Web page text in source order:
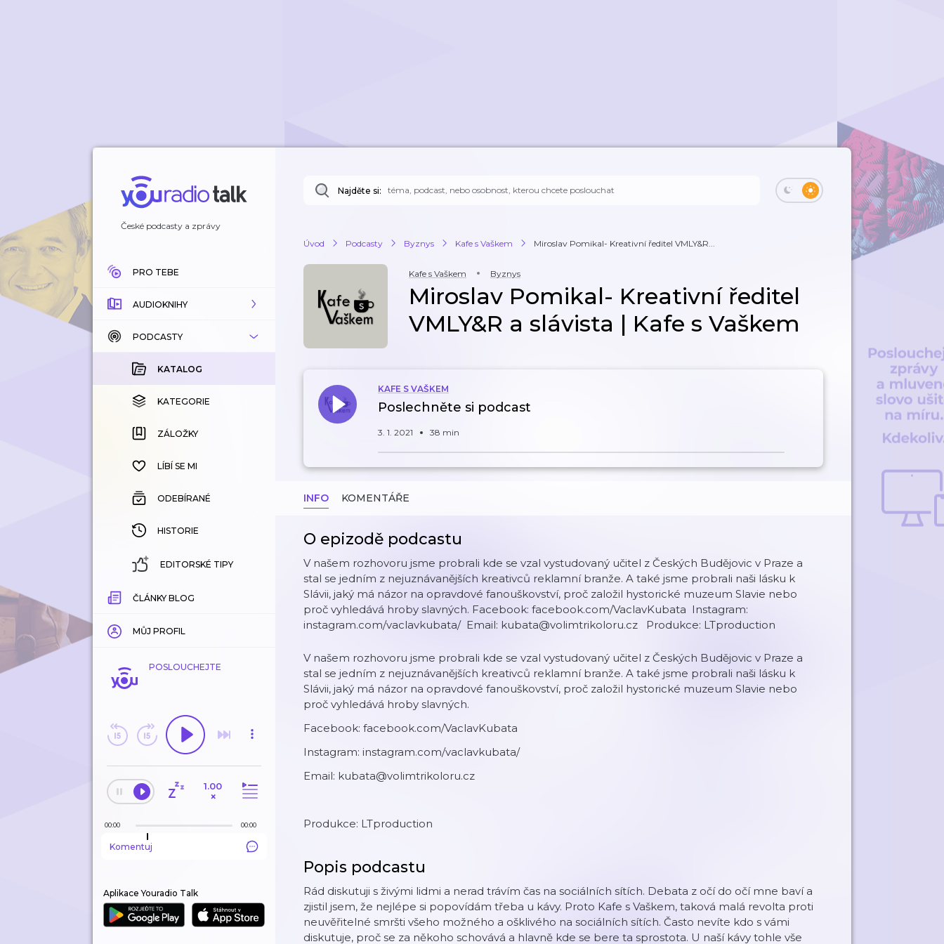
České podcasty a zprávy
PRO TEBE
AUDIOKNIHY
KATALOG
KOUPENÉ
KATEGORIE
ZÁLOŽKY
HISTORIE
PODCASTY
KATALOG
KATEGORIE
ZÁLOŽKY
LÍBÍ SE MI
ODEBÍRANÉ
HISTORIE
EDITORSKÉ TIPY
ČLÁNKY BLOG
MŮJ PROFIL
POSLOUCHEJTE
1.00
×
00:00 00:00
Komentuj
Aplikace Youradio Talk
Najděte si:
Úvod Podcasty Byznys Kafe s Vaškem Miroslav Pomikal- Kreativní ředitel VMLY&R...
Kafe s Vaškem Byznys
Miroslav Pomikal- Kreativní ředitel
VMLY&R a slávista | Kafe s Vaškem
KAFE S VAŠKEM
Poslechněte si podcast
3. 1. 2021 38 min
INFO KOMENTÁŘE
O epizodě podcastu
V našem rozhovoru jsme probrali kde se vzal vystudovaný učitel z Českých Budějovic v Praze a
stal se jedním z nejuznávanějších kreativců reklamní branže. A také jsme probrali naši lásku k
Slávii, jaký má názor na opravdové fanouškovství, proč založil hystorické muzeum Slavie nebo
proč vyhledává hroby slavných. Facebook: facebook.com/VaclavKubata Instagram:
instagram.com/vaclavkubata/ Email: kubata@volimtrikoloru.cz Produkce: LTproduction
V našem rozhovoru jsme probrali kde se vzal vystudovaný učitel z Českých Budějovic v Praze a
stal se jedním z nejuznávanějších kreativců reklamní branže. A také jsme probrali naši lásku k
Slávii, jaký má názor na opravdové fanouškovství, proč založil hystorické muzeum Slavie nebo
proč vyhledává hroby slavných.
Facebook: facebook.com/VaclavKubata
Instagram: instagram.com/vaclavkubata/
Email: kubata@volimtrikoloru.cz
Produkce: LTproduction
Popis podcastu
Rád diskutuji s živými lidmi a nerad trávím čas na sociálních sítích. Debata z očí do očí mne baví a
zjistil jsem, že nejlépe si popovídám třeba u kávy. Proto Kafe s Vaškem, taková malá revolta proti
neuvěřitelné smršti všeho možného a ošklivého na sociálních sítích. Často nevíte kdo s vámi
diskutuje, proč se za někoho schovává a hlavně kde se bere ta sprostota. U naší kávy tohle vše